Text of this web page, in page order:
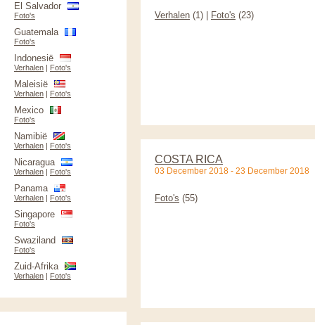
Verhalen (1) | Foto's (23)
COSTA RICA
03 December 2018 - 23 December 2018
Foto's (55)
El Salvador
Foto's
Guatemala
Foto's
Indonesië
Verhalen | Foto's
Maleisië
Verhalen | Foto's
Mexico
Foto's
Namibië
Verhalen | Foto's
Nicaragua
Verhalen | Foto's
Panama
Verhalen | Foto's
Singapore
Foto's
Swaziland
Foto's
Zuid-Afrika
Verhalen | Foto's